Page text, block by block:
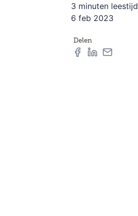
3 minuten leestijd
6 feb 2023
Delen